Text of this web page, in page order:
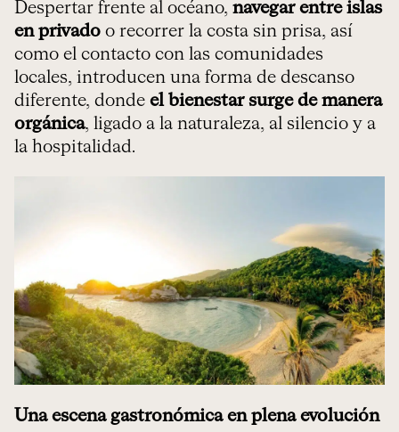
Despertar frente al océano, navegar entre islas
en privado o recorrer la costa sin prisa, así
como el contacto con las comunidades
locales, introducen una forma de descanso
diferente, donde el bienestar surge de manera
orgánica, ligado a la naturaleza, al silencio y a
la hospitalidad.
Una escena gastronómica en plena evolución